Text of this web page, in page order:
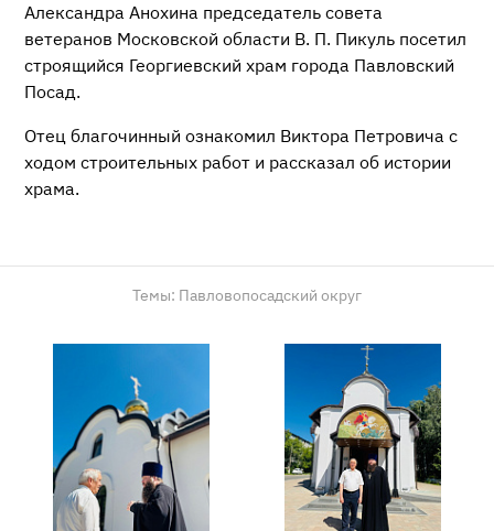
Александра Анохина председатель совета
ветеранов Московской области В. П. Пикуль посетил
строящийся Георгиевский храм города Павловский
Посад.
Отец благочинный ознакомил Виктора Петровича с
ходом строительных работ и рассказал об истории
храма.
Темы: Павловопосадский округ